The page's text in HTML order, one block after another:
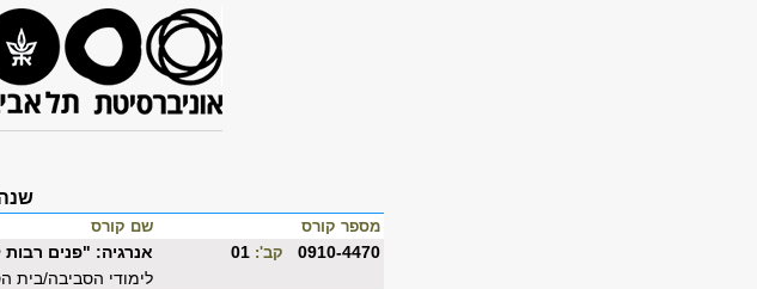
מספר קורס שם קורס
0910-4470 קב':
אנרגיה: "פנים
לימודי הסביבה/בית